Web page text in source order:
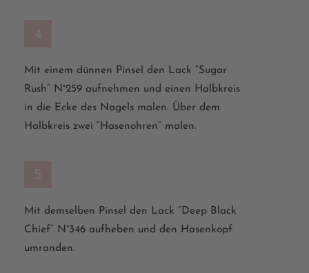
Mit einem dünnen Pinsel den Lack “Sugar
Rush” N°259 aufnehmen und einen Halbkreis
in die Ecke des Nagels malen. Über dem
Halbkreis zwei “Hasenohren” malen.
Mit demselben Pinsel den Lack “Deep Black
Chief” N°346 aufheben und den Hasenkopf
umranden.